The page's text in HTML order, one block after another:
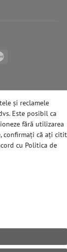
și reclamele
Este posibil ca
fără utilizarea
confirmați că ați citit
cu Politica de